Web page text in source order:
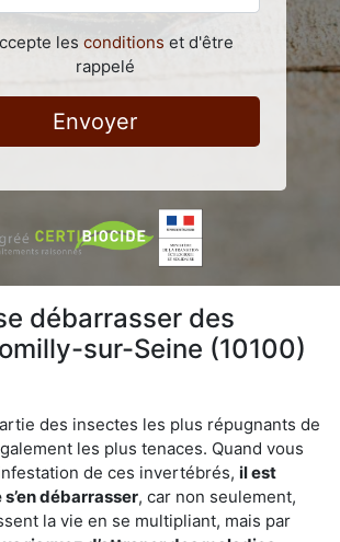
les conditions et d'être
rappelé
Envoyer
débarrasser des
sur-Seine (10100)
des insectes les plus répugnants de
les plus tenaces. Quand vous
de ces invertébrés, il est
débarrasser, car non seulement,
la vie en se multipliant, mais par